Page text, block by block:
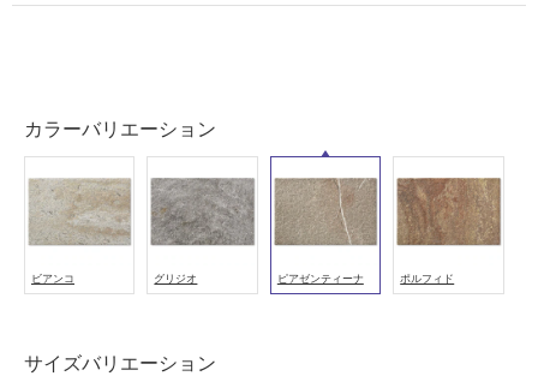
カラーバリエーション
ビアンコ グリジオ ピアゼンティーナ ポルフィド
サイズバリエーション
使
用
可
能
(寒
地